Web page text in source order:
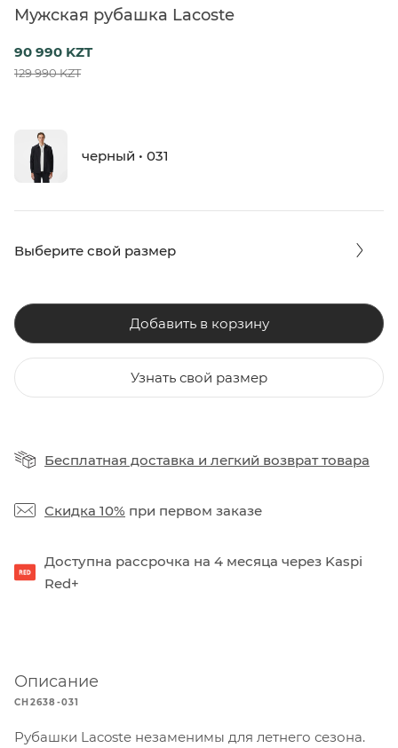
Мужская рубашка Lacoste
90 990 KZT
129 990 KZT
черный • 031
Выберите свой размер
Добавить в корзину
Узнать свой размер
Бесплатная доставка и легкий возврат товара
Скидка 10% при первом заказе
Доступна рассрочка на 4 месяца через Kaspi
Red+
Описание
CH2638-031
Рубашки Lacoste незаменимы для летнего сезона.